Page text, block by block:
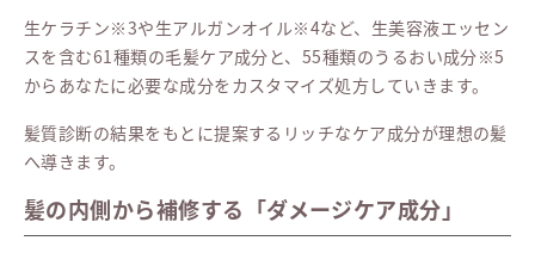
生ケラチン※3や生アルガンオイル※4など、生美容液エッセン
スを含む61種類の毛髪ケア成分と、55種類のうるおい成分※5
からあなたに必要な成分をカスタマイズ処方していきます。
髪質診断の結果をもとに提案するリッチなケア成分が理想の髪
へ導きます。
髪の内側から補修する「ダメージケア成分」